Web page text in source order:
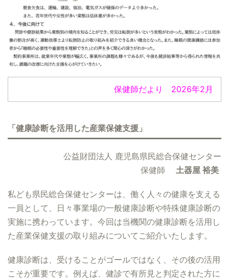
保健師だより 2026年2月
「健康診断を活用した産業保健支援」
公益財団法人 鹿児島県民総合保健センター
保健師
土器屋 裕美
私ども県民総合保健センターは、働く人々の健康を支える
一員として、日々事業場の一般健康診断や特殊健康診断の
実施に携わっています。今回は当機関の健康診断を活用し
た産業保健支援の取り組みについてご紹介いたします。
健康診断は、受けることがゴールではなく、その後の活用
こそが重要です。例えば、健診で有所見と判定された方に